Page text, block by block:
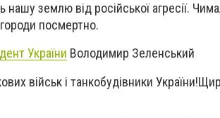
землю від російської агресії.
посмертно.
України Володимир Зеленський
військ і танкобудівники